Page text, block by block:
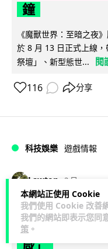
本網站正使用 Cookie
我們使用 Cookie 改善
我們的網站即表示您同
策 。
鐘
《魔獸世界：至暗之夜
於 8 月 13 日正式上線
祭壇」、新型態世...
閱
116 分享
科技娛樂 遊戲情報
Lawton 2 日
日本二手遊戲
四成 "懷舊"在